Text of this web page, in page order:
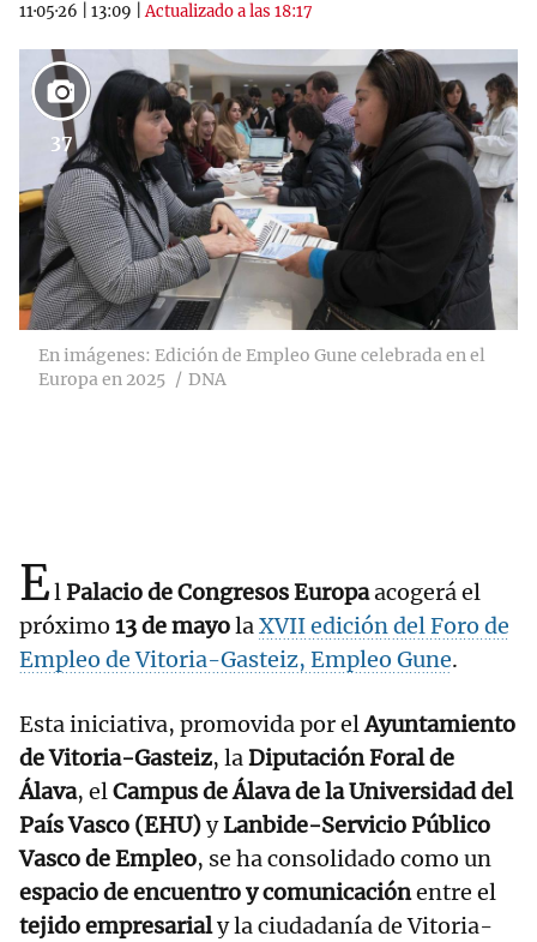
11·05·26
13:09 |Actualizado a las 18:17
37
En imágenes: Edición de Empleo Gune celebrada en el
Europa en 2025
DNA
ElPalacio de Congresos Europaacogerá el
próximo 13 de mayolaXVII edición del Foro de
Empleo de Vitoria-Gasteiz, Empleo Gune.
Esta iniciativa, promovida por elAyuntamiento
de Vitoria-Gasteiz, laDiputación Foral de
Álava, elCampus de Álava de la Universidad del
País Vasco (EHU)yLanbide-Servicio Público
Vasco de Empleo, se ha consolidado como un
espacio de encuentro y comunicaciónentre el
tejido empresarialy la ciudadanía de Vitoria-